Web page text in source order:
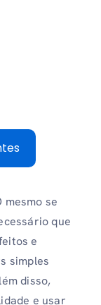
mesmo se
que
e
simples
disso,
e usar